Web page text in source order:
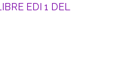
EDI 1 DEL